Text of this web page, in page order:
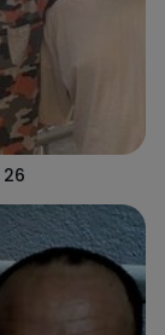
26